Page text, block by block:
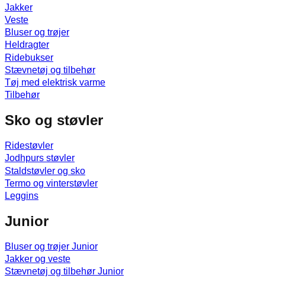
Jakker
Veste
Bluser og trøjer
Heldragter
Ridebukser
Stævnetøj og tilbehør
Tøj med elektrisk varme
Tilbehør
Sko og støvler
Ridestøvler
Jodhpurs støvler
Staldstøvler og sko
Termo og vinterstøvler
Leggins
Junior
Bluser og trøjer Junior
Jakker og veste
Stævnetøj og tilbehør Junior